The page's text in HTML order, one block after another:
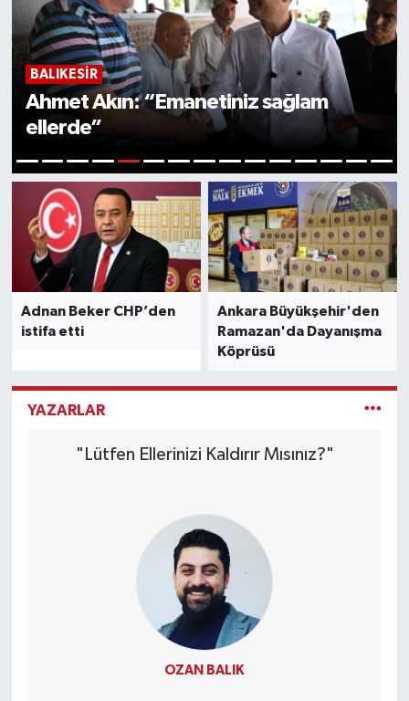
BALIKESIR
Ahmet Akın: “Emanetiniz sağlam
ellerde”
1 2 3 4 5 6 7 8 9 10 11 12 13 14 15
Adnan Beker CHP’den
istifa etti
Ankara Büyükşehir'den
Ramazan'da Dayanışma
Köprüsü
YAZARLAR
"Lütfen Ellerinizi Kaldırır Mısınız?"
OZAN BALIK